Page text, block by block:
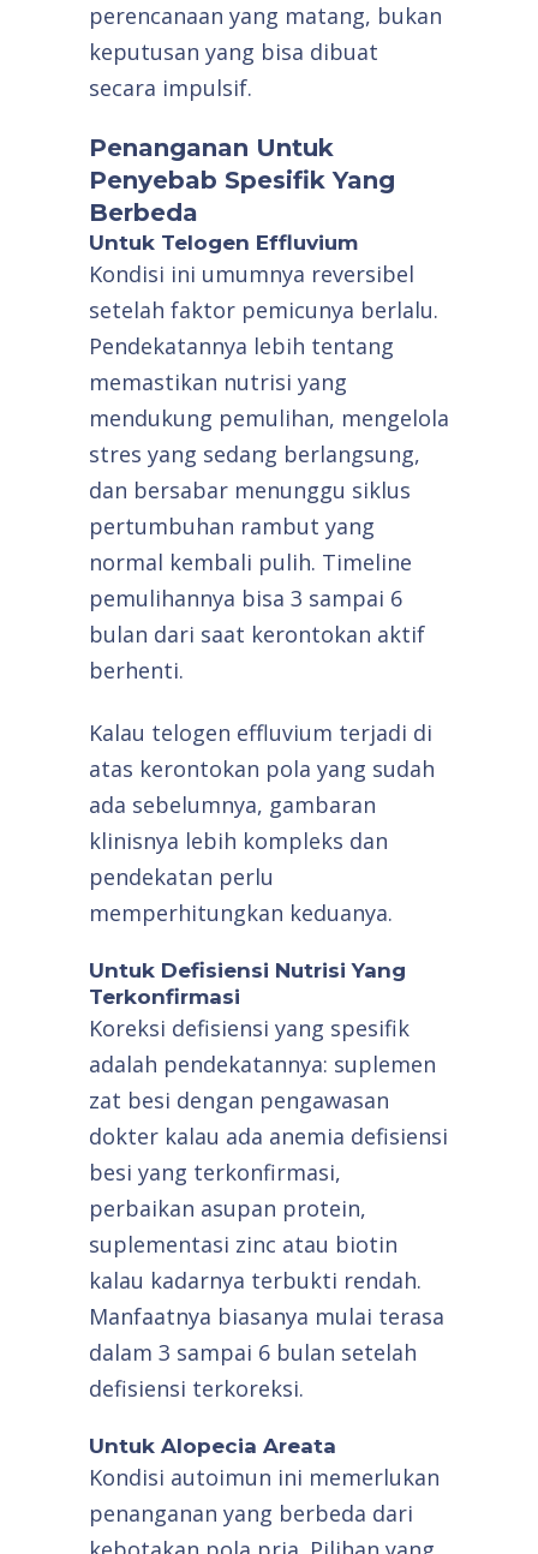
perencanaan yang matang, bukan
keputusan yang bisa dibuat
secara impulsif.
Penanganan Untuk
Penyebab Spesifik Yang
Berbeda
Untuk Telogen Effluvium
Kondisi ini umumnya reversibel
setelah faktor pemicunya berlalu.
Pendekatannya lebih tentang
memastikan nutrisi yang
mendukung pemulihan, mengelola
stres yang sedang berlangsung,
dan bersabar menunggu siklus
pertumbuhan rambut yang
normal kembali pulih. Timeline
pemulihannya bisa 3 sampai 6
bulan dari saat kerontokan aktif
berhenti.
Kalau telogen effluvium terjadi di
atas kerontokan pola yang sudah
ada sebelumnya, gambaran
klinisnya lebih kompleks dan
pendekatan perlu
memperhitungkan keduanya.
Untuk Defisiensi Nutrisi Yang
Terkonfirmasi
Koreksi defisiensi yang spesifik
adalah pendekatannya: suplemen
zat besi dengan pengawasan
dokter kalau ada anemia defisiensi
besi yang terkonfirmasi,
perbaikan asupan protein,
suplementasi zinc atau biotin
kalau kadarnya terbukti rendah.
Manfaatnya biasanya mulai terasa
dalam 3 sampai 6 bulan setelah
defisiensi terkoreksi.
Untuk Alopecia Areata
Kondisi autoimun ini memerlukan
penanganan yang berbeda dari